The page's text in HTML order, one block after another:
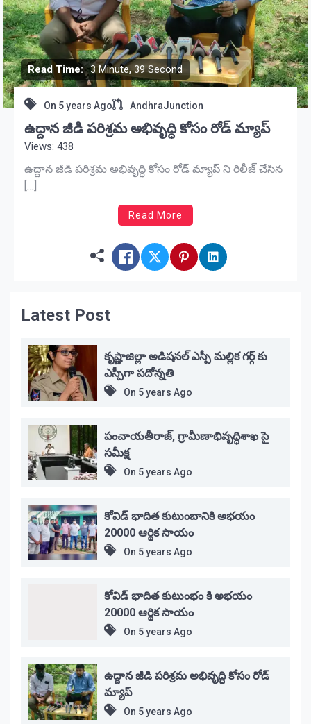
Read Time: 3 Minute, 39 Second
On 5 years Ago AndhraJunction
ఉద్దాన జీడి పరిశ్రమ అభివృద్ధి కోసం రోడ్ మ్యాప్
Views: 438
ఉద్దాన జీడి పరిశ్రమ అభివృద్ధి కోసం రోడ్ మ్యాప్ ని రిలీజ్ చేసిన
Read More
Latest Post
కృష్ణాజిల్లా అడిషనల్ ఎస్పీ మల్లిక గర్గ్ కు
ఎస్పీగా పదోన్నతి
On 5 years Ago
పంచాయతీరాజ్, గ్రామీణాభివృద్ధిశాఖ పై
సమీక్ష
On 5 years Ago
కోవిడ్ భాదిత కుటుంబానికి అభయం
20000 ఆర్థిక సాయం
On 5 years Ago
కోవిడ్ భాదిత కుటుంభం కి అభయం
20000 ఆర్థిక సాయం
On 5 years Ago
ఉద్దాన జీడి పరిశ్రమ అభివృద్ధి కోసం రోడ్
మ్యాప్
On 5 years Ago